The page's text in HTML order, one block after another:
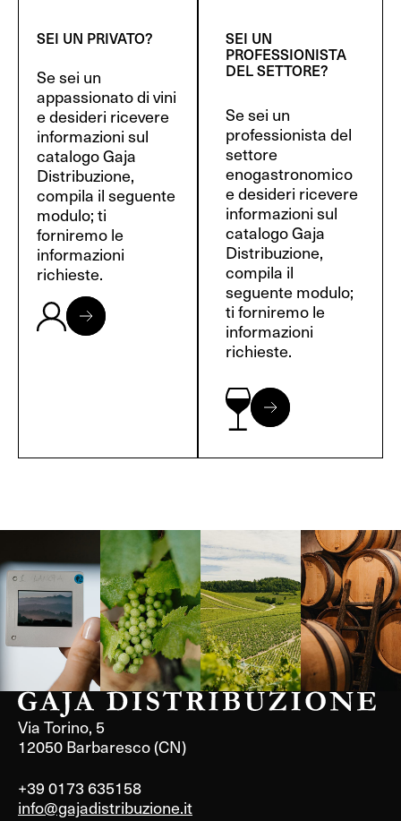
SEI UN PRIVATO?
Se sei un
appassionato di vini
e desideri ricevere
informazioni sul
catalogo Gaja
Distribuzione,
compila il seguente
modulo; ti
forniremo le
informazioni
richieste.
SEI UN
PROFESSIONISTA
DEL SETTORE?
Se sei un
professionista del
settore
enogastronomico
e desideri ricevere
informazioni sul
catalogo Gaja
Distribuzione,
compila il
seguente modulo;
ti forniremo le
informazioni
richieste.
Langa, 1977 Borgogna,
Francia
Borgogna,
Francia
Instagram
Via Torino, 5
12050 Barbaresco (CN)
+39 0173 635158
info@gajadistribuzione.it